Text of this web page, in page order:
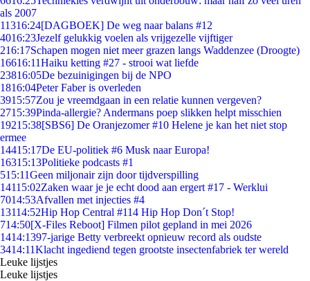
als 2007
11316:24[DAGBOEK] De weg naar balans #12
4016:23Jezelf gelukkig voelen als vrijgezelle vijftiger
216:17Schapen mogen niet meer grazen langs Waddenzee (Droogte)
16616:11Haiku ketting #27 - strooi wat liefde
23816:05De bezuinigingen bij de NPO
1816:04Peter Faber is overleden
3915:57Zou je vreemdgaan in een relatie kunnen vergeven?
2715:39Pinda-allergie? Andermans poep slikken helpt misschien
19215:38[SBS6] De Oranjezomer #10 Helene je kan het niet stop
ermee
14415:17De EU-politiek #6 Musk naar Europa!
16315:13Politieke podcasts #1
515:11Geen miljonair zijn door tijdverspilling
14115:02Zaken waar je je echt dood aan ergert #17 - Werklui
7014:53Afvallen met injecties #4
13114:52Hip Hop Central #114 Hip Hop Don´t Stop!
714:50[X-Files Reboot] Filmen pilot gepland in mei 2026
1414:1397-jarige Betty verbreekt opnieuw record als oudste
3414:11Klacht ingediend tegen grootste insectenfabriek ter wereld
Leuke lijstjes
Leuke lijstjes